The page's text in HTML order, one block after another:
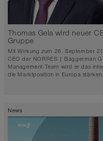
Thomas Gela wird neuer
Gruppe
Mit Wirkung zum 26. September
CEO der NORRES | Baggerman
Management-Team wird er das
die Marktposition in Europa stärken.
News